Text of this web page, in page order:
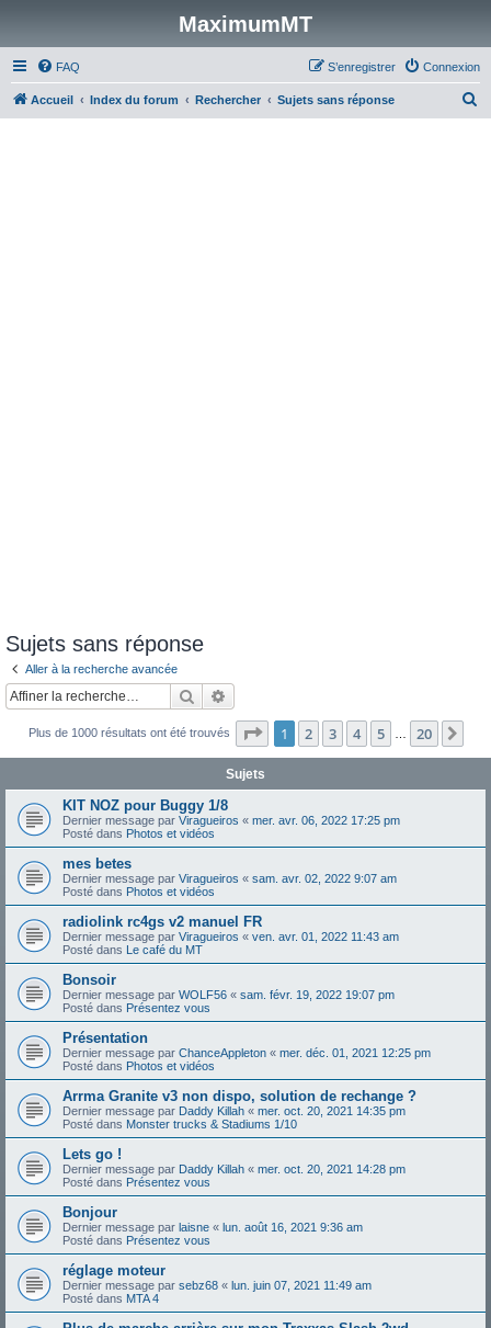
MaximumMT
FAQ Connexion
S’enregistrer
Accueil Index du forum Rechercher Sujets sans réponse
Sujets sans réponse
Aller à la recherche avancée
Rechercher
Plus de 1000 résultats ont été trouvés Page 1sur20
1 2 3 4 5 20
Sujets
KIT NOZ pour Buggy 1/8
Dernier message par Viragueiros « mer. avr. 06, 2022 17:25 pm
Posté dans Photos et vidéos
mes betes
Dernier message par Viragueiros « sam. avr. 02, 2022 9:07 am
Posté dans Photos et vidéos
radiolink rc4gs v2 manuel FR
Dernier message par Viragueiros « ven. avr. 01, 2022 11:43 am
Posté dans Le café du MT
Bonsoir
Dernier message par WOLF56 « sam. févr. 19, 2022 19:07 pm
Posté dans Présentez vous
Présentation
Dernier message par ChanceAppleton « mer. déc. 01, 2021 12:25 pm
Posté dans Photos et vidéos
Arrma Granite v3 non dispo, solution de rechange ?
Dernier message par Daddy Killah « mer. oct. 20, 2021 14:35 pm
Posté dans Monster trucks & Stadiums 1/10
Lets go !
Dernier message par Daddy Killah « mer. oct. 20, 2021 14:28 pm
Posté dans Présentez vous
Bonjour
Dernier message par laisne « lun. août 16, 2021 9:36 am
Posté dans Présentez vous
réglage moteur
Dernier message par sebz68 « lun. juin 07, 2021 11:49 am
Posté dans MTA 4